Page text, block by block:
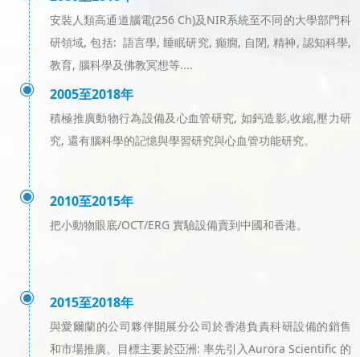
安裝人類高通道腦電(256 Ch)及NIR系統至不同的大學部門科
研領域, 包括: 語言學, 睡眠研究, 癲癇, 自閉, 精神, 認知科學,
教育, 腦科學及佛教冥想等....
2005至2018年
積極推廣動物行為設備及心血管研究, 如鈣造影,收縮,壓力研
究, 還有腦科學的記憶與學習研究與心血管功能研究。
ꀉ
ꀉ 2010至2015年
把小動物眼底/OCT/ERG 實驗設備賣到中國和香港。
2015至2018年
與愛爾蘭的公司夥伴開展分公司於香港負責科研設備的銷售
和市場推廣。目標主要於亞洲: 率先引入Aurora Scientific 的
ꀉ